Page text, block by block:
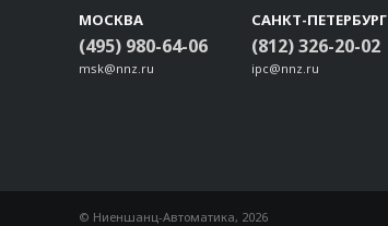
МОСКВА
(495) 980-64-06
msk@nnz.ru
САНКТ-ПЕТЕРБУРГ
(812) 326-20-02
ipc@nnz.ru
© Ниеншанц-Автоматика, 2026